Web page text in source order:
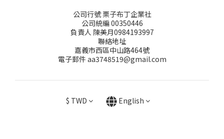
公司行號 栗子布丁企業社
公司統編 00350446
負責人 陳美月0984193997
聯絡地址
嘉義市西區中山路464號
電子郵件 aa3748519@gmail.com
$ TWD English